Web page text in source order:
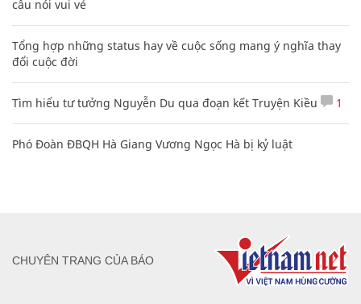
câu nói vui vẻ
Tổng hợp những status hay về cuộc sống mang ý nghĩa thay
đổi cuộc đời
Tìm hiểu tư tưởng Nguyễn Du qua đoạn kết Truyện Kiều 1
Phó Đoàn ĐBQH Hà Giang Vương Ngọc Hà bị kỷ luật
CHUYÊN TRANG CỦA BÁO